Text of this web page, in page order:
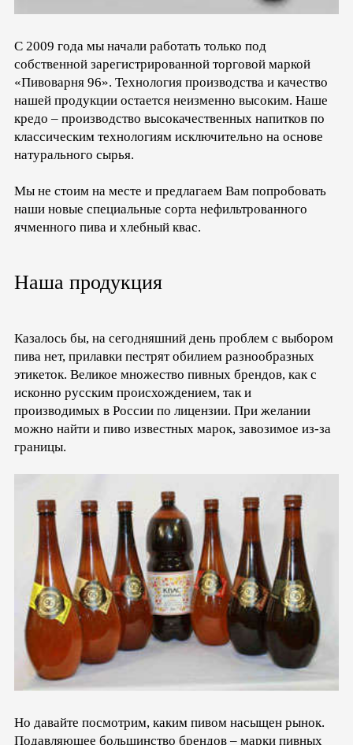
С 2009 года мы начали работать только под
собственной зарегистрированной торговой маркой
«Пивоварня 96». Технология производства и качество
нашей продукции остается неизменно высоким. Наше
кредо – производство высокачественных напитков по
классическим технологиям исключительно на основе
натурального сырья.
Мы не стоим на месте и предлагаем Вам попробовать
наши новые специальные сорта нефильтрованного
ячменного пива и хлебный квас.
Наша продукция
Казалось бы, на сегодняшний день проблем с выбором
пива нет, прилавки пестрят обилием разнообразных
этикеток. Великое множество пивных брендов, как с
исконно русским происхождением, так и
производимых в России по лицензии. При желании
можно найти и пиво известных марок, завозимое из-за
границы.
Но давайте посмотрим, каким пивом насыщен рынок.
Подавляющее большинство брендов – марки пивных